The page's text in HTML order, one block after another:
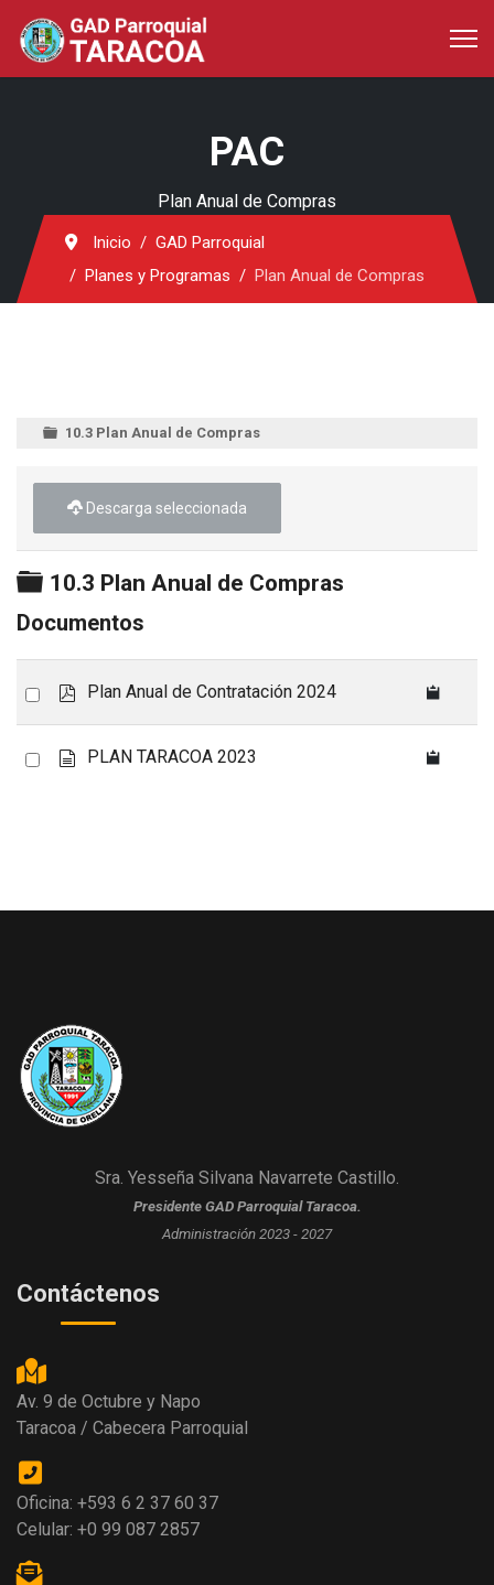
PAC
Plan Anual de Compras
Inicio
GAD Parroquial
Planes y Programas
Plan Anual de Compras
10.3 Plan Anual de Compras
Descarga seleccionada
Carpeta
10.3 Plan Anual de Compras
Documentos
Select
an
item
pPlan Anual de Contratación 2024
Select
d
t
PLAN TARACOA 2023
Sra. Yesseña Silvana Navarrete Castillo.
Presidente GAD Parroquial Taracoa.
Administración 2023 - 2027
Contáctenos
Av. 9 de Octubre y Napo
Taracoa / Cabecera Parroquial
Oficina: +593 6 2 37 60 37
Celular: +0 99 087 2857